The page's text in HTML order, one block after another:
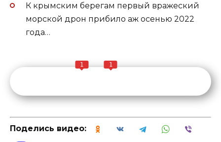
К крымским берегам первый вражеский
морской дрон прибило аж осенью 2022
года…
1 1
Поделись видео: